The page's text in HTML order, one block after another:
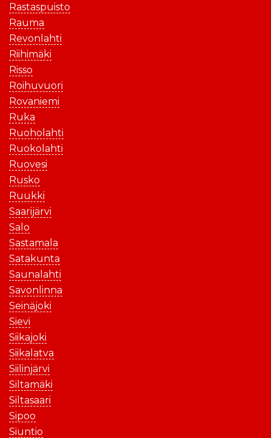
Rastaspuisto
Rauma
Revonlahti
Riihimäki
Risso
Roihuvuori
Rovaniemi
Ruka
Ruoholahti
Ruokolahti
Ruovesi
Rusko
Ruukki
Saarijärvi
Salo
Sastamala
Satakunta
Saunalahti
Savonlinna
Seinäjoki
Sievi
Siikajoki
Siikalatva
Siilinjärvi
Siltamäki
Siltasaari
Sipoo
Siuntio